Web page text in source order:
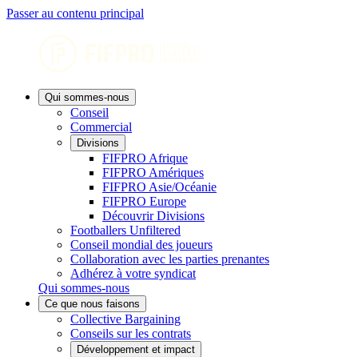
Passer au contenu principal
Qui sommes-nous
Conseil
Commercial
Divisions
FIFPRO Afrique
FIFPRO Amériques
FIFPRO Asie/Océanie
FIFPRO Europe
Découvrir Divisions
Footballers Unfiltered
Conseil mondial des joueurs
Collaboration avec les parties prenantes
Adhérez à votre syndicat
Qui sommes-nous
Ce que nous faisons
Collective Bargaining
Conseils sur les contrats
Développement et impact